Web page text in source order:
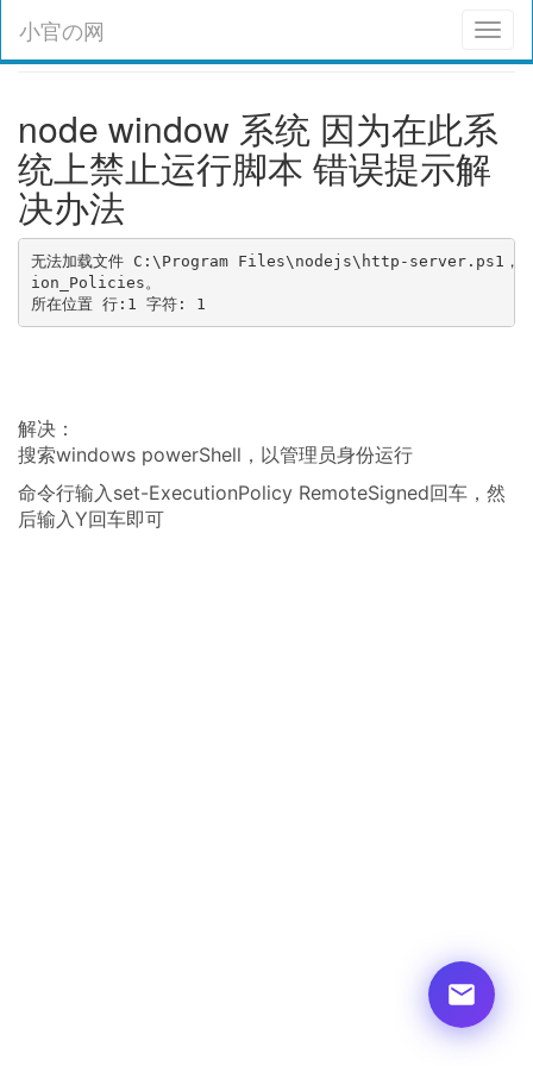
小官の网
node window 系统 因为在此系
统上禁止运行脚本 错误提示解
决办法
无法加载文件 C:\Program Files\nodejs\http-server.ps1，因
ion_Policies。
所在位置 行:1 字符: 1
解决：
搜索windows powerShell，以管理员身份运行
命令行输入set-ExecutionPolicy RemoteSigned回车，然
后输入Y回车即可